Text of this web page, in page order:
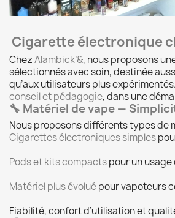
Cigarette électronique
ChezAlambick’&, nous proposons
sélectionnés avec soin, destinée
qu’aux utilisateurs plus
conseil et pédagogie, dans une
🔧 Matériel de vape —
Nous proposons différents types de
Cigarettes électroniques simples
Pods et kits compactspour un
Matériel plus évoluépour vapoteurs
Fiabilité, confort d’utilisation et